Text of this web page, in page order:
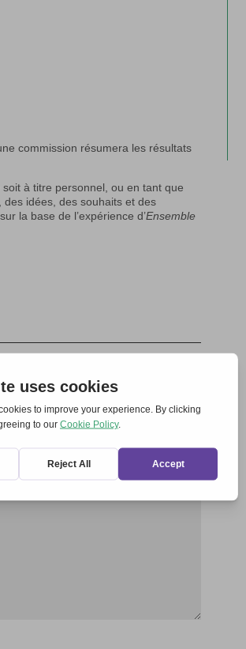
commission résumera les résultats
à titre personnel, ou en tant que
idées, des souhaits et des
la base de l’expérience d’Ensemble
indiqués avec*